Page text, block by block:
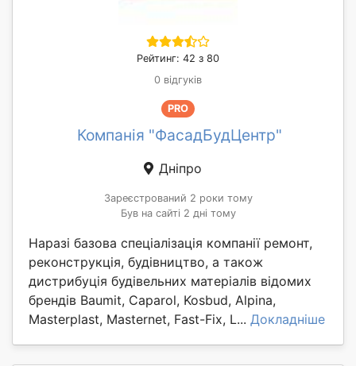
Рейтинг: 42 з 80
0 відгуків
PRO
Компанія "ФасадБудЦентр"
Дніпро
Зареєстрований 2 роки тому
Був на сайті 2 дні тому
Наразі базова спеціалізація компанії ремонт,
реконструкція, будівництво, а також
дистрибуція будівельних матеріалів відомих
брендів Baumit, Caparol, Kosbud, Alpina,
Masterplast, Masternet, Fast-Fix, L... Докладніше